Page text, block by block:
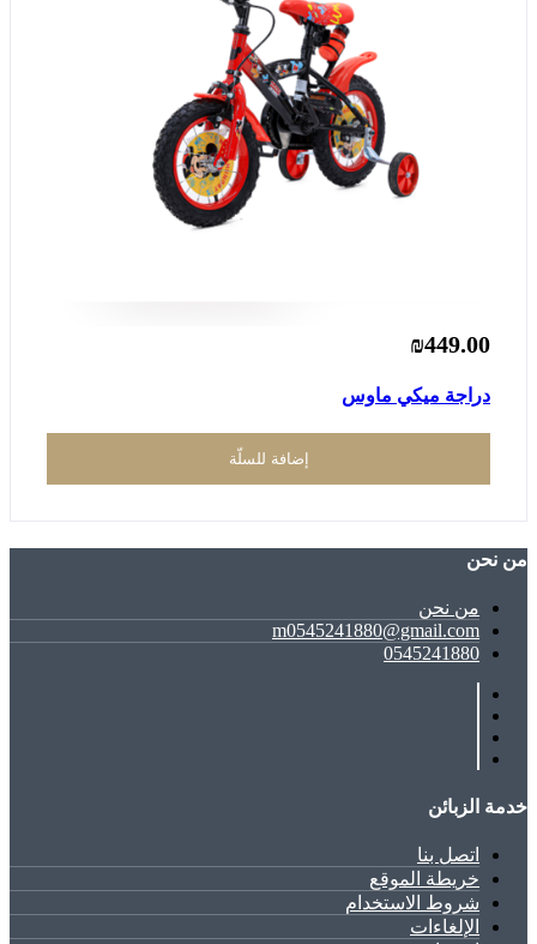
₪449.00
دراجة ميكي ماوس
إضافة للسلّة
ﻣﻦ ﻧﺤﻦ
ﻣﻦ ﻧﺤﻦ
m0545241880@gmail.com
0545241880
خدمة الزبائن
اتصل بنا
خريطة الموقع
شروط الاستخدام
الإلغاءات